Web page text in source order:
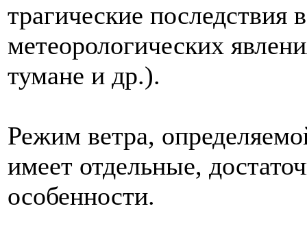
трагические
метеорологических
тумане и др.).
Режим ветра,
имеет отдельные,
особенности.